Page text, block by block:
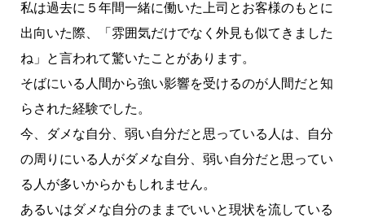
私は過去に５年間一緒に働いた上司とお客様のもとに
出向いた際、「雰囲気だけでなく外見も似てきました
ね」と言われて驚いたことがあります。
そばにいる人間から強い影響を受けるのが人間だと知
らされた経験でした。
今、ダメな自分、弱い自分だと思っている人は、自分
の周りにいる人がダメな自分、弱い自分だと思ってい
る人が多いからかもしれません。
あるいはダメな自分のままでいいと現状を流している